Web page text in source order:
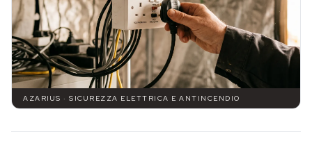
AZARIUS · SICUREZZA ELETTRICA E ANTINCENDIO